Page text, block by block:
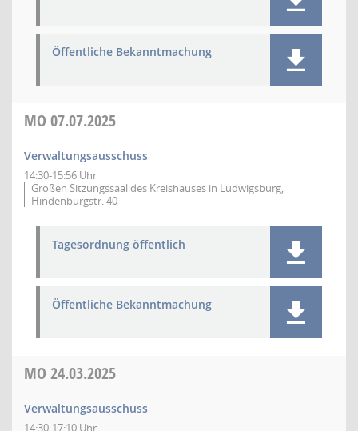
Öffentliche Bekanntmachung
MO 07.07.2025
Verwaltungsausschuss
14:30-15:56 Uhr
Großen Sitzungssaal des Kreishauses in Ludwigsburg,
Hindenburgstr. 40
Tagesordnung öffentlich
Öffentliche Bekanntmachung
MO 24.03.2025
Verwaltungsausschuss
14:30-17:10 Uhr